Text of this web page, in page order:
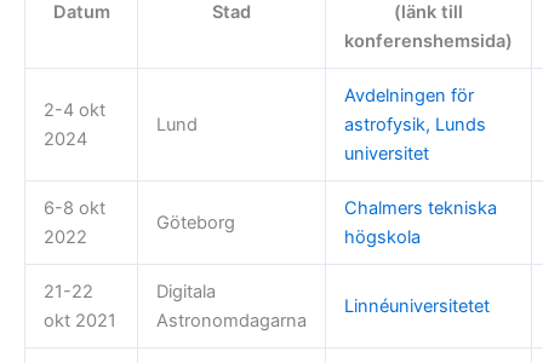
Datum Stad
(länk till
konferenshemsida)
2-4 okt
2024
Lund
Avdelningen för
astrofysik, Lunds
universitet
6-8 okt
2022
Göteborg
Chalmers tekniska
högskola
21-22
okt 2021
Digitala
Astronomdagarna
Linnéuniversitetet